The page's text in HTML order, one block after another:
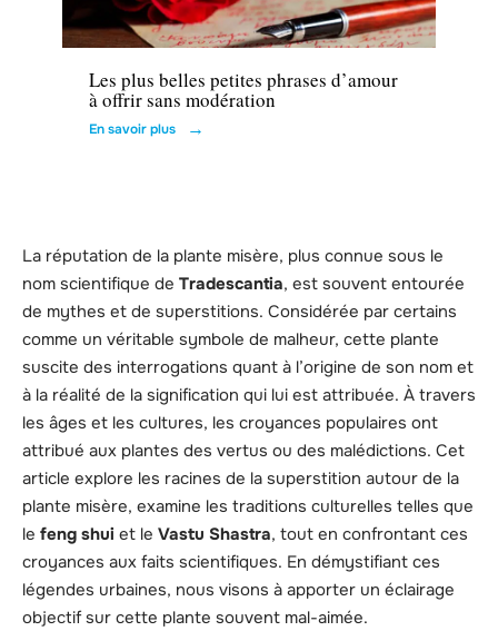
Actu
Les plus belles petites phrases d’amour
à offrir sans modération
En savoir plus
La réputation de la plante misère, plus connue sous le
nom scientifique de Tradescantia, est souvent entourée
de mythes et de superstitions. Considérée par certains
comme un véritable symbole de malheur, cette plante
suscite des interrogations quant à l’origine de son nom et
à la réalité de la signification qui lui est attribuée. À travers
les âges et les cultures, les croyances populaires ont
attribué aux plantes des vertus ou des malédictions. Cet
article explore les racines de la superstition autour de la
plante misère, examine les traditions culturelles telles que
le feng shui et le Vastu Shastra, tout en confrontant ces
croyances aux faits scientifiques. En démystifiant ces
légendes urbaines, nous visons à apporter un éclairage
objectif sur cette plante souvent mal-aimée.